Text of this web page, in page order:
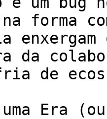
forma
da
de
Era